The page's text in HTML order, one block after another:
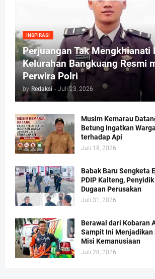
INSPIRASI
Perjuangan Tak Mengkhianati
Kelurahan Bangkuang Resmi
Perwira Polri
by Redaksi - Juli 23, 2026
Musim Kemarau
Betung Ingatkan
terhadap Api
Juli 18, 2026
Babak Baru Sengketa
PDIP Kalteng,
Dugaan Perusakan
Juli 31, 2026
Berawal dari Kobaran
Sampit Ini Menjadikan
Misi Kemanusiaan
Juli 28, 2026